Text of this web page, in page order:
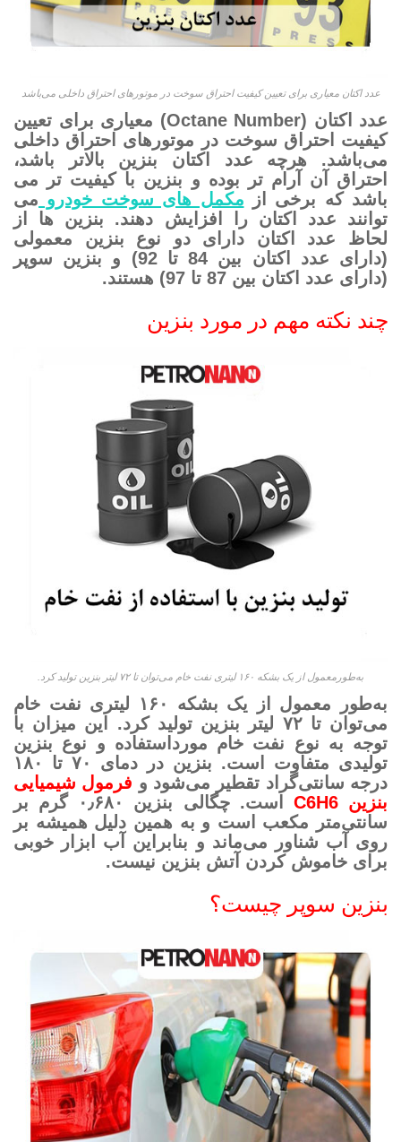
عدد اکتان معیاری برای تعیین کیفیت احتراق سوخت در موتورهای احتراق داخلی می‌­باشد
عدد اکتان (Octane Number) معیاری برای تعیین
کیفیت احتراق سوخت در موتورهای احتراق داخلی
می‌­باشد. هرچه عدد اکتان بنزین بالاتر باشد،
احتراق آن آرام تر بوده و بنزین با کیفیت تر می­‌
باشد که برخی از
مکمل های سوخت خودرو می
توانند عدد اکتان را افزایش دهند. بنزین ها از
لحاظ عدد اکتان دارای دو نوع بنزین معمولی
(دارای عدد اکتان بین 84 تا 92) و بنزین سوپر
(دارای عدد اکتان بین 87 تا 97) هستند.
چند نکته مهم در مورد بنزین
به‌طورمعمول از یک بشکه ۱۶۰ لیتری نفت خام می‌توان تا ۷۲ لیتر بنزین تولید کرد.
به‌طور معمول از یک بشکه ۱۶۰ لیتری نفت خام
می‌توان تا ۷۲ لیتر بنزین تولید کرد. این میزان با
توجه به نوع نفت خام مورداستفاده و نوع بنزین
تولیدی متفاوت است. بنزین در دمای ۷۰ تا ۱۸۰
درجه سانتی‌گراد تقطیر می‌شود و فرمول شیمیایی
بنزین C6H6
است. چگالی بنزین ۰٫۶۸۰ گرم بر
سانتی‌متر مکعب است و به همین دلیل همیشه بر
روی آب شناور می‌ماند و بنابراین آب ابزار خوبی
برای خاموش کردن آتش بنزین نیست.
بنزین سوپر چیست؟